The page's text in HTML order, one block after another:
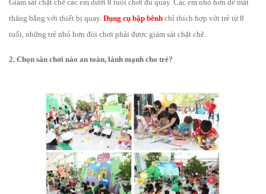
Giám sát chặt chẽ các em dưới 8 tuổi chơi đu quay. Các em nhỏ hơn dễ mất
thăng bằng với thiết bị quay. Dụng cụ bập bênh chỉ thích hợp với trẻ từ 8
tuổi, những trẻ nhỏ hơn đòi chơi phải được giám sát chặt chẽ.
2. Chọn sân chơi nào an toàn, lành mạnh cho trẻ?